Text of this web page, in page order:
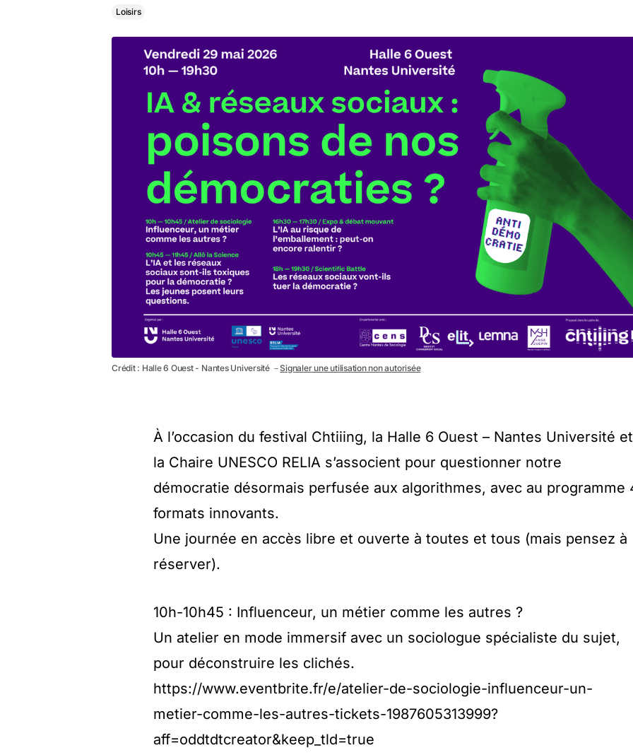
Loisirs
Crédit : Halle 6 Ouest - Nantes Université －Signaler une utilisation non autorisée
À l’occasion du festival Chtiiing, la Halle 6 Ouest – Nantes Université et
la Chaire UNESCO RELIA s’associent pour questionner notre
démocratie désormais perfusée aux algorithmes, avec au programme
formats innovants.
Une journée en accès libre et ouverte à toutes et tous (mais pensez à
réserver).
10h-10h45 : Influenceur, un métier comme les autres ?
Un atelier en mode immersif avec un sociologue spécialiste du sujet,
pour déconstruire les clichés.
https://www.eventbrite.fr/e/atelier-de-sociologie-influenceur-un-
metier-comme-les-autres-tickets-1987605313999?
aff=oddtdtcreator&keep_tld=true